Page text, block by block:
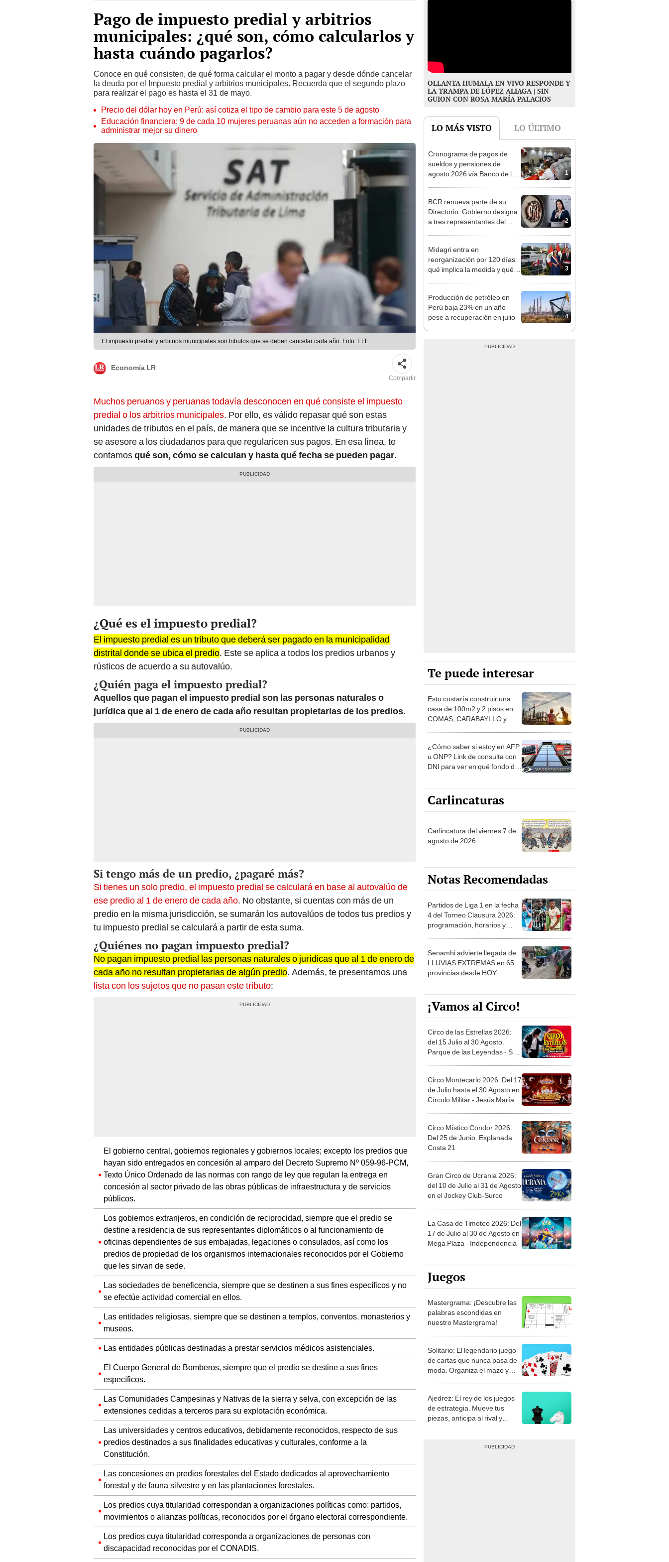
Pago de impuesto predial y arbitrios
municipales: ¿qué son, cómo calcularlos y
hasta cuándo pagarlos?
Conoce en qué consisten, de qué forma calcular el monto a pagar y desde dónde cancelar
la deuda por el Impuesto predial y arbitrios municipales. Recuerda que el segundo plazo
para realizar el pago es hasta el 31 de mayo.
Precio del dólar hoy en Perú: así cotiza el tipo de cambio para este 5 de agosto
Educación financiera: 9 de cada 10 mujeres peruanas aún no acceden a formación para
administrar mejor su dinero
El impuesto predial y arbitrios municipales son tributos que se deben cancelar cada año. Foto: EFE
Economía LR
Compartir
Muchos peruanos y peruanas todavía desconocen en qué consiste el impuesto
predial o los arbitrios municipales . Por ello, es válido repasar qué son estas
unidades de tributos en el país, de manera que se incentive la cultura tributaria y
se asesore a los ciudadanos para que regularicen sus pagos. En esa línea, te
contamos qué son, cómo se calculan y hasta qué fecha se pueden pagar
¿Qué es el impuesto predial?
El impuesto predial es un tributo que deberá ser pagado en la municipalidad
distrital donde se ubica el predio . Este se aplica a todos los predios urbanos y
rústicos de acuerdo a su autovalúo.
¿Quién paga el impuesto predial?
Aquellos que pagan el impuesto predial son las personas naturales o
jurídica que al 1 de enero de cada año resultan propietarias de los predios
Si tengo más de un predio, ¿pagaré más?
Si tienes un solo predio, el impuesto predial se calculará en base al autovalúo de
ese predio al 1 de enero de cada año . No obstante, si cuentas con más de un
predio en la misma jurisdicción, se sumarán los autovalúos de todos tus predios y
tu impuesto predial se calculará a partir de esta suma.
¿Quiénes no pagan impuesto predial?
No pagan impuesto predial las personas naturales o jurídicas que al 1 de enero de
cada año no resultan propietarias de algún predio . Además, te presentamos una
lista con los sujetos que no pasan este tributo:
El gobierno central, gobiernos regionales y gobiernos locales; excepto los predios que
hayan sido entregados en concesión al amparo del Decreto Supremo Nº 059-96-PCM,
Texto Único Ordenado de las normas con rango de ley que regulan la entrega en
concesión al sector privado de las obras públicas de infraestructura y de servicios
públicos.
Los gobiernos extranjeros, en condición de reciprocidad, siempre que el predio se
destine a residencia de sus representantes diplomáticos o al funcionamiento de
oficinas dependientes de sus embajadas, legaciones o consulados, así como los
predios de propiedad de los organismos internacionales reconocidos por el Gobierno
que les sirvan de sede.
Las sociedades de beneficencia, siempre que se destinen a sus fines específicos y no
se efectúe actividad comercial en ellos.
Las entidades religiosas, siempre que se destinen a templos, conventos, monasterios y
museos.
Las entidades públicas destinadas a prestar servicios médicos asistenciales.
El Cuerpo General de Bomberos, siempre que el predio se destine a sus fines
específicos.
Las Comunidades Campesinas y Nativas de la sierra y selva, con excepción de las
extensiones cedidas a terceros para su explotación económica.
Las universidades y centros educativos, debidamente reconocidos, respecto de sus
predios destinados a sus finalidades educativas y culturales, conforme a la
Constitución.
Las concesiones en predios forestales del Estado dedicados al aprovechamiento
forestal y de fauna silvestre y en las plantaciones forestales.
Los predios cuya titularidad correspondan a organizaciones políticas como: partidos,
movimientos o alianzas políticas, reconocidos por el órgano electoral correspondiente.
Los predios cuya titularidad corresponda a organizaciones de personas con
discapacidad reconocidas por el CONADIS.
OLLANTA HUMALA EN VIVO RESPONDE Y
LA TRAMPA DE LÓPEZ ALIAGA | SIN
GUION CON ROSA MARÍA PALACIOS
LO MÁS VISTO LO ÚLTIMO
1
Cronograma de pagos de
sueldos y pensiones de
agosto 2026 vía Banco de la
Nación: conoce las fechas de
depósito
2
BCR renueva parte de su
Directorio: Gobierno designa
a tres representantes del
Ejecutivo
3
Midagri entra en
reorganización por 120 días:
qué implica la medida y qué
cambios podrían venir
4
Producción de petróleo en
Perú baja 23% en un año
pese a recuperación en julio
Te puede interesar
Esto costaría construir una
casa de 100m2 y 2 pisos en
COMAS, CARABAYLLO y
otros distritos de LIMA
NORTE
¿Cómo saber si estoy en AFP
u ONP? Link de consulta con
DNI para ver en qué fondo de
pensiones estás
Carlincaturas
Carlincatura del viernes 7 de
agosto de 2026
Notas Recomendadas
Partidos de Liga 1 en la fecha
4 del Torneo Clausura 2026:
programación, horarios y
dónde ver
Senamhi advierte llegada de
LLUVIAS EXTREMAS en 65
provincias desde HOY
¡Vamos al Circo!
Circo de las Estrellas 2026:
del 15 Julio al 30 Agosto.
Parque de las Leyendas - San
Miguel
Circo Montecarlo 2026: Del 17
de Julio hasta el 30 Agosto en
Círculo Militar - Jesús María
Circo Místico Condor 2026:
Del 25 de Junio. Explanada
Costa 21
Gran Circo de Ucrania 2026:
del 10 de Julio al 31 de Agosto
en el Jockey Club-Surco
La Casa de Timoteo 2026: Del
17 de Julio al 30 de Agosto en
Mega Plaza - Independencia
Juegos
Mastergrama: ¡Descubre las
palabras escondidas en
nuestro Mastergrama!
Solitario: El legendario juego
de cartas que nunca pasa de
moda. Organiza el mazo y
demuestra tu habilidad.
Ajedrez: El rey de los juegos
de estrategia. Mueve tus
piezas, anticipa al rival y
consigue el jaque mate.